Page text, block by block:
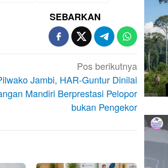
SEBARKAN
Pos berikutnya
Jambi, HAR-Guntur Dinilai
Mandiri Berprestasi Pelopor
bukan Pengekor